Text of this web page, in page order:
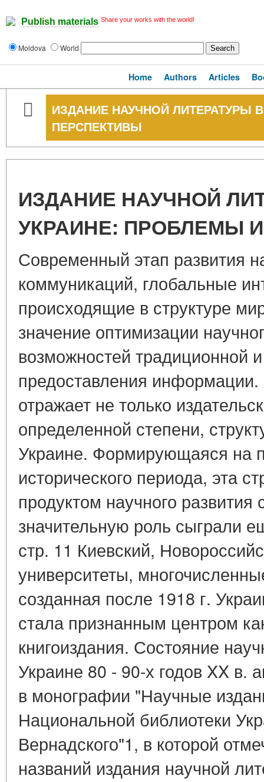
Publish materials Share your works with the world!
Moldova World
Home Authors Articles
ИЗДАНИЕ НАУЧНОЙ ЛИТЕРАТУРЫ
ПЕРСПЕКТИВЫ
ИЗДАНИЕ НАУЧНОЙ
УКРАИНЕ: ПРОБЛЕМЫ
Современный этап развития
коммуникаций, глобальные
происходящие в структуре
значение оптимизации
возможностей традиционной
предоставления информации.
отражает не только
определенной степени,
Украине. Формирующаяся на
исторического периода, эта
продуктом научного
значительную роль сыграли
стр. 11 Киевский,
университеты,
созданная после 1918 г.
стала признанным центром
книгоиздания. Состояние
Украине 80 - 90-х годов XX в.
в монографии "Научные
Национальной библиотеки
Вернадского"1, в которой
названий издания научной